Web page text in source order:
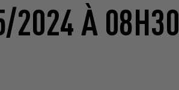
2024 À 08H30